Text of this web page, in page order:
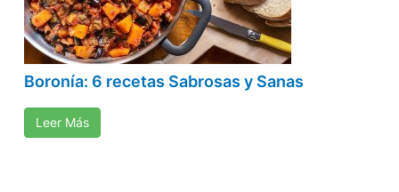
Boronía: 6 recetas Sabrosas y Sanas
Leer Más